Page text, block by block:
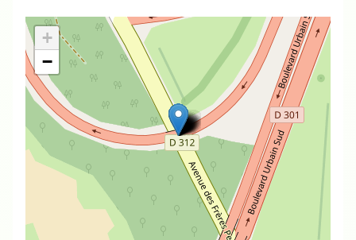
+
−